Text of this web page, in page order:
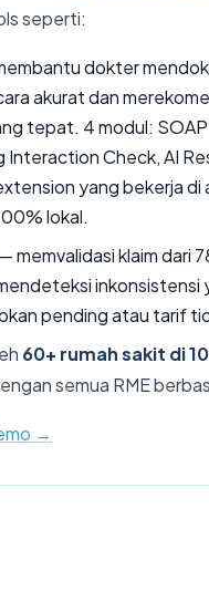
seperti:
dokter
akurat dan
tepat. 4 modul:
Interaction Check, AI
yang bekerja di
lokal.
— memvalidasi klaim dari
inkonsistensi
pending atau tarif
60+ rumah sakit di
semua RME
→